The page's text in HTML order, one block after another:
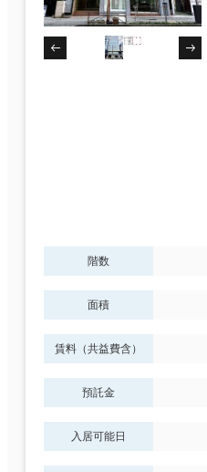
階数
面積
賃料（共益費含）
預託金
入居可能日